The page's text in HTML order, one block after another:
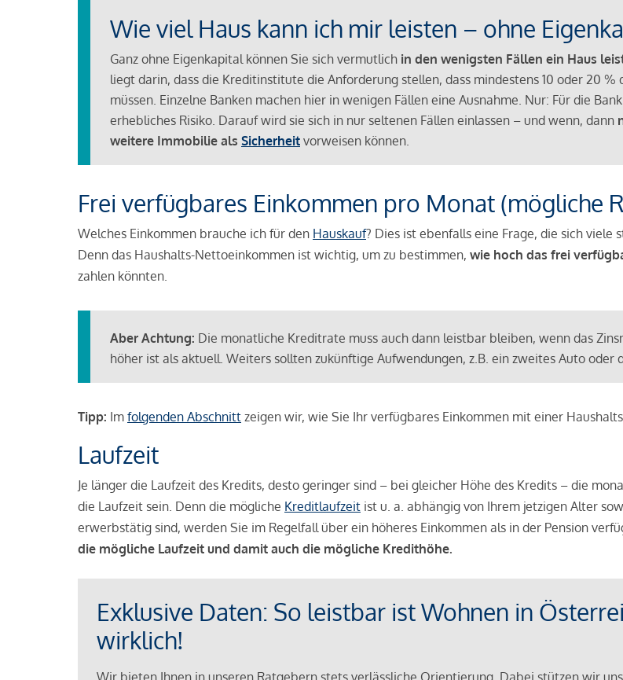
Wie viel Haus kann ich mir leisten – ohne
Ganz ohne Eigenkapital können Sie sich vermutlich in den wenigsten Fällen ein Haus
liegt darin, dass die Kreditinstitute die Anforderung stellen, dass mindestens 10 oder 20
müssen. Einzelne Banken machen hier in wenigen Fällen eine Ausnahme. Nur: Für die
erhebliches Risiko. Darauf wird sie sich in nur seltenen Fällen einlassen – und wenn, dann
weitere Immobilie als Sicherheit vorweisen können.
Frei verfügbares Einkommen pro Monat (mögliche
Welches Einkommen brauche ich für den Hauskauf? Dies ist ebenfalls eine Frage, die sich
Denn das Haushalts-Nettoeinkommen ist wichtig, um zu bestimmen, wie hoch das frei
zahlen könnten.
Aber Achtung: Die monatliche Kreditrate muss auch dann leistbar bleiben, wenn das
höher ist als aktuell. Weiters sollten zukünftige Aufwendungen, z.B. ein zweites Auto
Tipp: Im folgenden Abschnitt zeigen wir, wie Sie Ihr verfügbares Einkommen mit einer
Laufzeit
Je länger die Laufzeit des Kredits, desto geringer sind – bei gleicher Höhe des Kredits – die
die Laufzeit sein. Denn die mögliche Kreditlaufzeit ist u. a. abhängig von Ihrem jetzigen Alter
erwerbstätig sind, werden Sie im Regelfall über ein höheres Einkommen als in der Pension
die mögliche Laufzeit und damit auch die mögliche Kredithöhe.
Exklusive Daten: So leistbar ist Wohnen in
wirklich!